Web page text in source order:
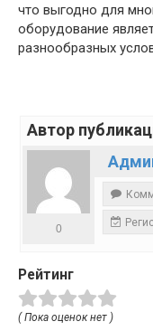
что выгодно для
оборудование
разнообразных
Автор
0
Рейтинг
( Пока оценок нет )